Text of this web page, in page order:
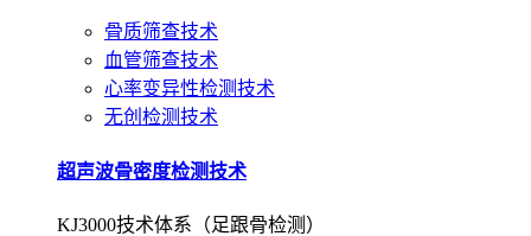
骨质筛查技术
血管筛查技术
心率变异性检测技术
无创检测技术
超声波骨密度检测技术
KJ3000技术体系（足跟骨检测）